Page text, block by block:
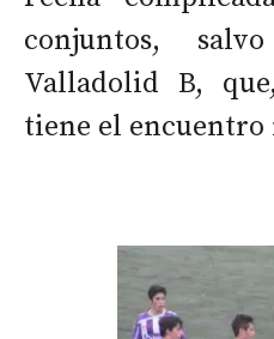
conjuntos,
Valladolid B,
tiene el encuentro